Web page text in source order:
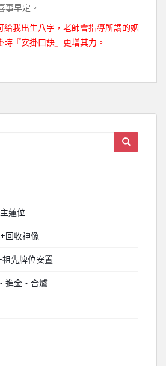
事早定。
給我出生八字，老師會指導所謂的姻
時『安掛口訣』更增其力。
蓮位
回收神像
先牌位安置
進金‧合爐